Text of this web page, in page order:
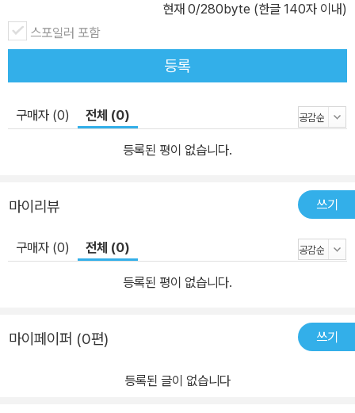
현재 0/280byte (한글 140자 이내)
스포일러 포함
등록
구매자 (0) 전체 (0)
등록된 평이 없습니다.
마이리뷰 쓰기
구매자 (0) 전체 (0)
등록된 평이 없습니다.
마이페이퍼 (0편) 쓰기
등록된 글이 없습니다